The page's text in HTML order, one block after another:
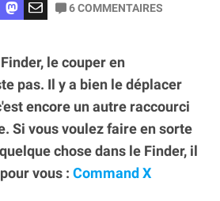
6COMMENTAIRES
le couper en
pas. Il y a bien le déplacer
encore un autre raccourci
Si vous voulez faire en sorte
chose dans le Finder, il
vous : Command X